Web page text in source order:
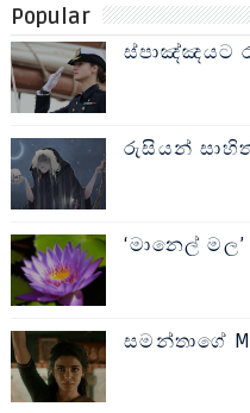
Popular
ස්පාඤ්ඤයට
රුසියන්
‘මානෙල්
සමන්තාගේ